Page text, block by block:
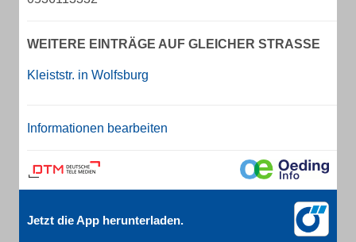
WEITERE EINTRÄGE AUF GLEICHER STRASSE
Kleiststr. in Wolfsburg
Informationen bearbeiten
Jetzt die App herunterladen.